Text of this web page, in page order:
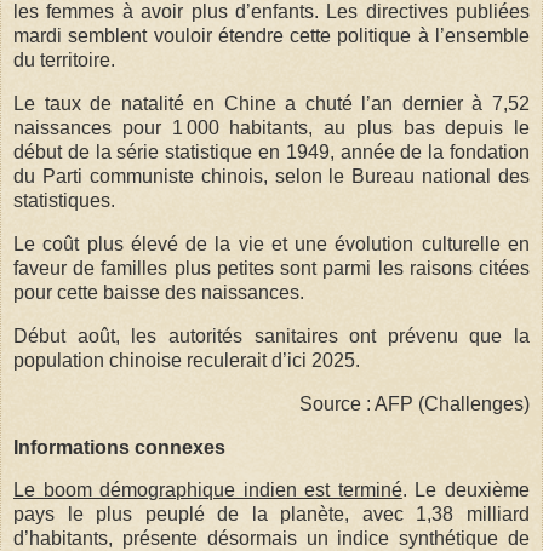
les femmes à avoir plus d’enfants. Les directives publiées
mardi semblent vouloir étendre cette politique à l’ensemble
du territoire.
Le taux de natalité en Chine a chuté l’an dernier à 7,52
naissances pour 1 000 habitants, au plus bas depuis le
début de la série statistique en 1949, année de la fondation
du Parti communiste chinois, selon le Bureau national des
statistiques.
Le coût plus élevé de la vie et une évolution culturelle en
faveur de familles plus petites sont parmi les raisons citées
pour cette baisse des naissances.
Début août, les autorités sanitaires ont prévenu que la
population chinoise reculerait d’ici 2025.
Source : AFP (Challenges)
Informations connexes
Le boom démographique indien est terminé. Le deuxième
pays le plus peuplé de la planète, avec 1,38 milliard
d’habitants, présente désormais un indice synthétique de